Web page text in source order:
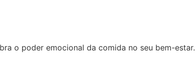
o poder emocional da comida no seu bem-estar.